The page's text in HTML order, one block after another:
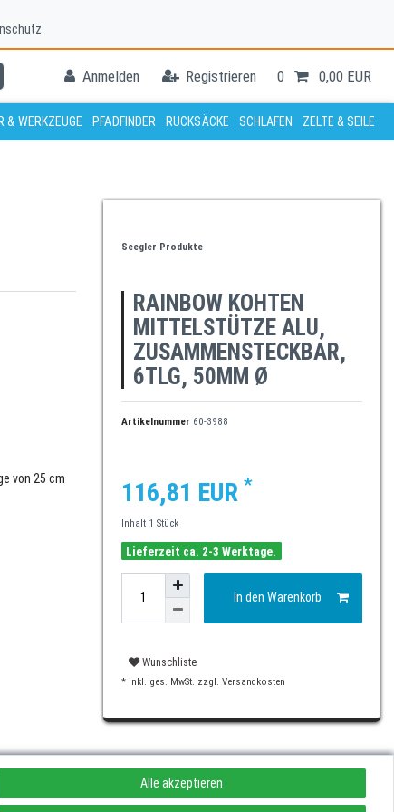
Anmelden Registrieren 0 0,00 EUR
& WERKZEUGE PFADFINDER RUCKSÄCKE SCHLAFEN ZELTE & SEILE
von 25 cm
Seegler Produkte
RAINBOW KOHTEN
MITTELSTÜTZE ALU,
ZUSAMMENSTECKBAR,
6TLG, 50MM Ø
Artikelnummer 60-3988
116,81 EUR *
Inhalt 1 Stück
Lieferzeit ca. 2-3 Werktage.
In den Warenkorb
Wunschliste
* inkl. ges. MwSt. zzgl. Versandkosten
Alle akzeptieren